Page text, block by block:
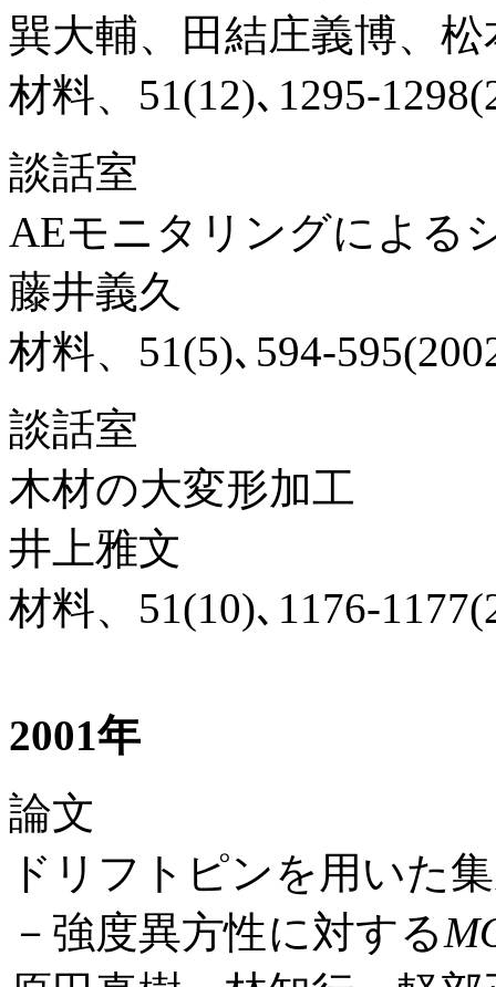
巽大輔、田結庄義博、松
材料、51(12)､1295-
談話室
AEモニタリングによる
藤井義久
材料、51(5)､594-
談話室
木材の大変形加工
井上雅文
材料、51(10)､1176-
2001年
論文
ドリフトピンを用いた
－強度異方性に対する